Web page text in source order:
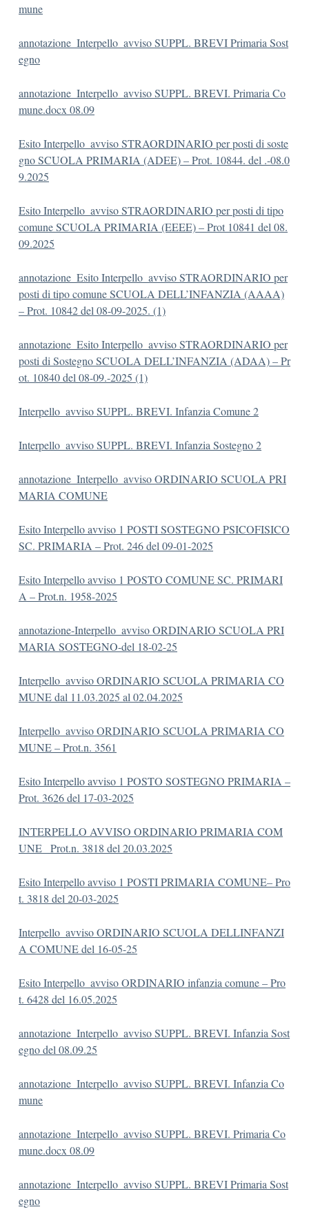
mune
annotazione_Interpello_avviso SUPPL. BREVI Primaria Sost
egno
annotazione_Interpello_avviso SUPPL. BREVI. Primaria Co
mune.docx 08.09
Esito Interpello_avviso STRAORDINARIO per posti di soste
gno SCUOLA PRIMARIA (ADEE) – Prot. 10844. del .-08.0
9.2025
Esito Interpello_avviso STRAORDINARIO per posti di tipo
comune SCUOLA PRIMARIA (EEEE) – Prot 10841 del 08.
09.2025
annotazione_Esito Interpello_avviso STRAORDINARIO per
posti di tipo comune SCUOLA DELL’INFANZIA (AAAA)
– Prot. 10842 del 08-09-2025. (1)
annotazione_Esito Interpello_avviso STRAORDINARIO per
posti di Sostegno SCUOLA DELL’INFANZIA (ADAA) – Pr
ot. 10840 del 08-09.-2025 (1)
Interpello_avviso SUPPL. BREVI. Infanzia Comune 2
Interpello_avviso SUPPL. BREVI. Infanzia Sostegno 2
annotazione_Interpello_avviso ORDINARIO SCUOLA PRI
MARIA COMUNE
Esito Interpello avviso 1 POSTI SOSTEGNO PSICOFISICO
SC. PRIMARIA – Prot. 246 del 09-01-2025
Esito Interpello avviso 1 POSTO COMUNE SC. PRIMARI
A – Prot.n. 1958-2025
annotazione-Interpello_avviso ORDINARIO SCUOLA PRI
MARIA SOSTEGNO-del 18-02-25
Interpello_avviso ORDINARIO SCUOLA PRIMARIA CO
MUNE dal 11.03.2025 al 02.04.2025
Interpello_avviso ORDINARIO SCUOLA PRIMARIA CO
MUNE – Prot.n. 3561
Esito Interpello avviso 1 POSTO SOSTEGNO PRIMARIA –
Prot. 3626 del 17-03-2025
INTERPELLO AVVISO ORDINARIO PRIMARIA COM
UNE _Prot.n. 3818 del 20.03.2025
Esito Interpello avviso 1 POSTI PRIMARIA COMUNE– Pro
t. 3818 del 20-03-2025
Interpello_avviso ORDINARIO SCUOLA DELLINFANZI
A COMUNE del 16-05-25
Esito Interpello_avviso ORDINARIO infanzia comune – Pro
t. 6428 del 16.05.2025
annotazione_Interpello_avviso SUPPL. BREVI. Infanzia Sost
egno del 08.09.25
annotazione_Interpello_avviso SUPPL. BREVI. Infanzia Co
mune
annotazione_Interpello_avviso SUPPL. BREVI. Primaria Co
mune.docx 08.09
annotazione_Interpello_avviso SUPPL. BREVI Primaria Sost
egno